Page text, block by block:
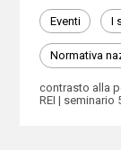
Eventi I
Normativa
contrasto alla
REI
seminario